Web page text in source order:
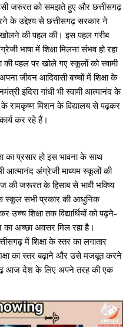
जरुरत को समझते हुए और छत्तीसगढ़
के उद्देश्य से छत्तीसगढ़ सरकार ने
की पहल की। इस पहल गरीब
भाषा में शिक्षा मिलना संभव हो रहा
की पहल पर खोले गए स्कूलों को स्वामी
जीवन आदिवासी बच्चों में शिक्षा के
इंदिरा गांधी भी स्वामी आत्मानंद के
के रामकृष्ण मिशन के विद्यालय से पढ़कर
कर रहे हैं।
का प्रसार हो इस भावना के साथ
आत्मानंद अंग्रेजी माध्यम स्कूलों की
जरूरत के हिसाब से भावी भविष्य
स्कूल सभी प्रकार की आधुनिक
शिक्षा तक विद्यार्थियों को पढ़ने-
अच्छा अवसर मिल रहा है।
में शिक्षा के स्तर का लगातार
का स्तर बढ़ाने और उसे मजबूत करने
आज देश के लिए अपने तरह की एक